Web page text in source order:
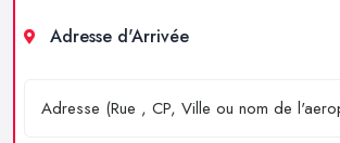
Adresse d'Arrivée